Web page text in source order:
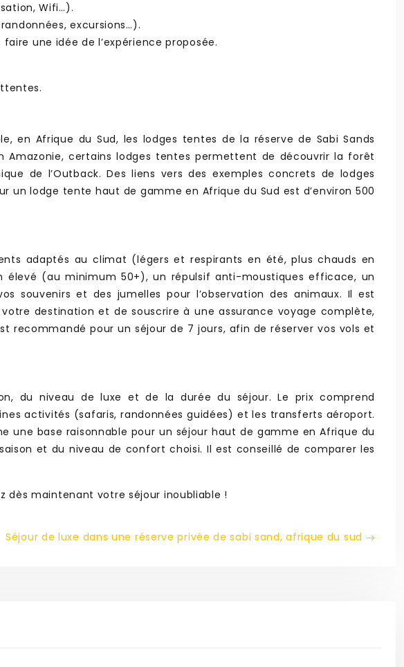
Wifi…).
excursions…).
une idée de l’expérience proposée.
en Afrique du Sud, les lodges tentes de la réserve de Sabi Sands
Amazonie, certains lodges tentes permettent de découvrir la forêt
de l’Outback. Des liens vers des exemples concrets de lodges
un lodge tente haut de gamme en Afrique du Sud est d’environ 500
adaptés au climat (légers et respirants en été, plus chauds en
(au minimum 50+), un répulsif anti-moustiques efficace, un
souvenirs et des jumelles pour l’observation des animaux. Il est
destination et de souscrire à une assurance voyage complète,
pour un séjour de 7 jours, afin de réserver vos vols et
du niveau de luxe et de la durée du séjour. Le prix comprend
activités (safaris, randonnées guidées) et les transferts aéroport.
une base raisonnable pour un séjour haut de gamme en Afrique du
et du niveau de confort choisi. Il est conseillé de comparer les
dès maintenant votre séjour inoubliable !
Séjour de luxe dans une réserve privée de sabi sand, afrique du sud